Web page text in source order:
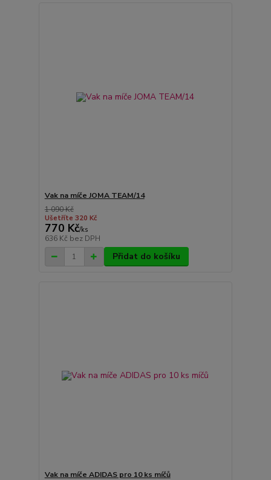
Vak na míče JOMA TEAM/14
1 090 Kč
Ušetříte 320 Kč
770 Kč/ks
636 Kč bez DPH
Přidat do košíku
Vak na míče ADIDAS pro 10 ks míčů